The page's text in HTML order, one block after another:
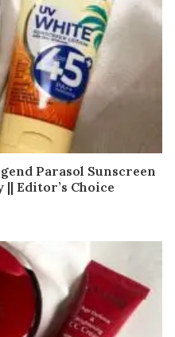
Parasol Sunscreen
Editor’s Choice